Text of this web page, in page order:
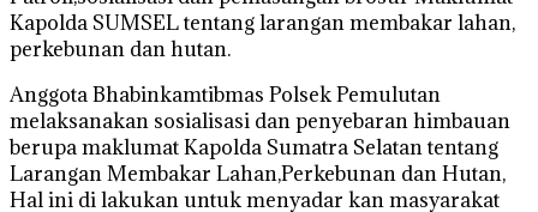
Kapolda SUMSEL tentang larangan membakar lahan,
perkebunan dan hutan.
Anggota Bhabinkamtibmas Polsek Pemulutan
melaksanakan sosialisasi dan penyebaran himbauan
berupa maklumat Kapolda Sumatra Selatan tentang
Larangan Membakar Lahan,Perkebunan dan Hutan,
Hal ini di lakukan untuk menyadar kan masyarakat